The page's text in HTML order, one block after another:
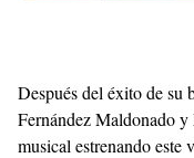
Después del éxito de su
Fernández Maldonado
musical estrenando este